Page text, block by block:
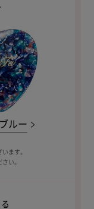
ルー
ます。
い。